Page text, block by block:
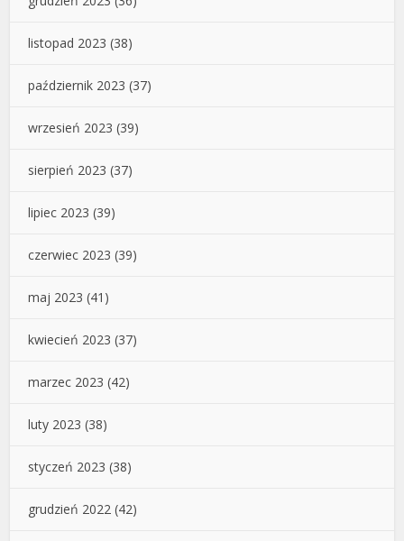
listopad 2023 (38)
październik 2023 (37)
wrzesień 2023 (39)
sierpień 2023 (37)
lipiec 2023 (39)
czerwiec 2023 (39)
maj 2023 (41)
kwiecień 2023 (37)
marzec 2023 (42)
luty 2023 (38)
styczeń 2023 (38)
grudzień 2022 (42)